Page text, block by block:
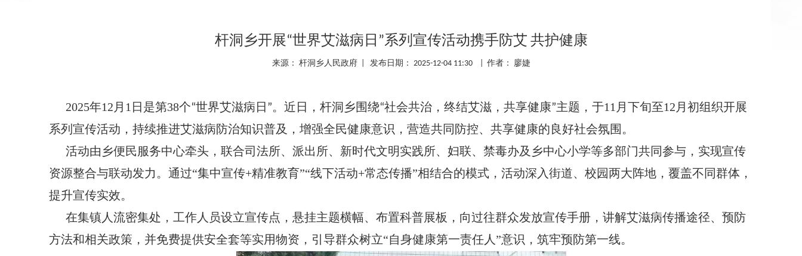
杆洞乡开展“世界艾滋病日”系列宣传活动携手防艾 共护健康
来源： 杆洞乡人民政府 | 发布日期： 2025-12-04 11:30 | 作者： 廖婕
2025年12月1日是第38个“世界艾滋病日 ”。近日，杆洞乡围绕“社会共治，终结艾滋，共享健康”主题，于11月下旬至12月初组织开展
系列宣传活动，持续推进艾滋病防治知识普及，增强全民健康意识，营造共同防控、共享健康的良好社会氛围。
活动由乡便民服务中心牵头，联合司法所、派出所、新时代文明实践所、妇联、禁毒办及乡中心小学等多部门共同参与，实现宣传
资源整合与联动发力。通过“集中宣传+精准教育”“线下活动+常态传播”相结合的模式，活动深入街道、校园两大阵地，覆盖不同群体，
提升宣传实效。
在集镇人流密集处，工作人员设立宣传点，悬挂主题横幅、布置科普展板，向过往群众发放宣传手册，讲解艾滋病传播途径、预防
方法和相关政策，并免费提供安全套等实用物资，引导群众树立“自身健康第一责任人”意识，筑牢预防第一线。